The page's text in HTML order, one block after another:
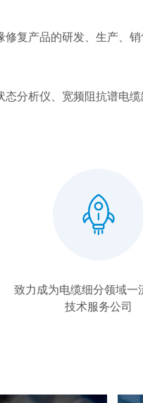
复产品的研发、生产、
分析仪、宽频阻抗谱电
致力成为电缆细分领域一
技术服务公司